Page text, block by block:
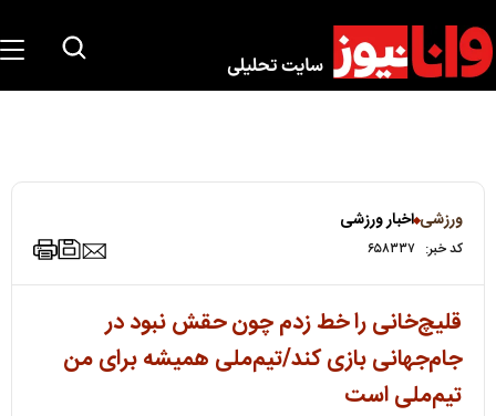
ورزشی اخبار ورزشی
کد خبر: ۶۵۸۳۳۷
قلیچ‌خانی را خط زدم چون حقش نبود در
جام‌جهانی بازی کند/تیم‌ملی همیشه برای من
تیم‌ملی است